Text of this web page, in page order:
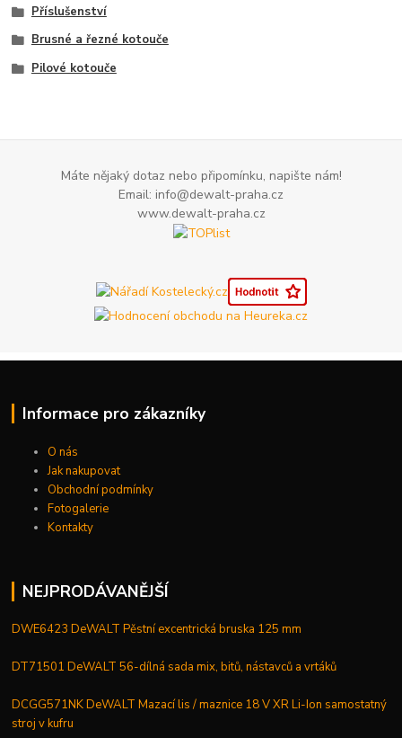
Příslušenství
Brusné a řezné kotouče
Pilové kotouče
Máte nějaký dotaz nebo připomínku, napište nám!
Email: info@dewalt-praha.cz
www.dewalt-praha.cz
Informace pro zákazníky
O nás
Jak nakupovat
Obchodní podmínky
Fotogalerie
Kontakty
NEJPRODÁVANĚJŠÍ
DWE6423 DeWALT Pěstní excentrická bruska 125 mm
DT71501 DeWALT 56-dílná sada mix, bitů, nástavců a vrtáků
DCGG571NK DeWALT Mazací lis / maznice 18 V XR Li-Ion samostatný
stroj v kufru